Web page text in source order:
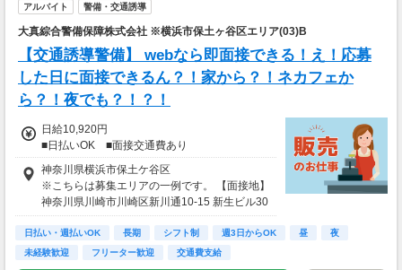
アルバイト 警備・交通誘導
大真綜合警備保障株式会社 ※横浜市保土ヶ谷区エリア(03)B
【交通誘導警備】 webなら即面接できる！え！応募
した日に面接できるん？！家から？！ネカフェか
ら？！夜でも？！？！
日給10,920円
■日払いOK ■面接交通費あり
神奈川県横浜市保土ケ谷区
※こちらは募集エリアの一例です。 【面接地】
神奈川県川崎市川崎区新川通10-15 新生ビル30
3
日払い・週払いOK 長期 シフト制 週3日からOK 昼
夜
未経験歓迎
フリーター歓迎 交通費支給